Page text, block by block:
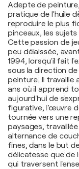
Adepte de
pratique de l'huile
reproduire le plus
pinceaux, les
Cette passion de
peu délaissée,
1994, lorsqu'il fait
sous la direction
peinture. Il travaille
ans où il apprend
aujourd'hui de
figurative, l'œuvre
tournée vers une
paysages,
alternance de
fines, dans le but
délicatesse que de
qui traversent